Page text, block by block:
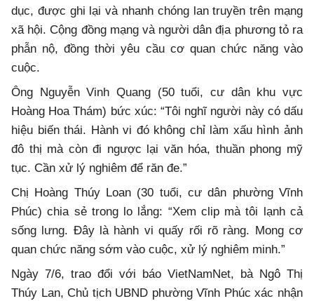
dục, được ghi lại và nhanh chóng lan truyền trên mạng
xã hội. Cộng đồng mạng và người dân địa phương tỏ ra
phẫn nộ, đồng thời yêu cầu cơ quan chức năng vào
cuộc.
Ông Nguyễn Vinh Quang (50 tuổi, cư dân khu vực
Hoàng Hoa Thám) bức xúc: “Tôi nghĩ người này có dấu
hiệu biến thái. Hành vi đó không chỉ làm xấu hình ảnh
đô thị mà còn đi ngược lại văn hóa, thuần phong mỹ
tục. Cần xử lý nghiêm để răn đe.”
Chị Hoàng Thúy Loan (30 tuổi, cư dân phường Vĩnh
Phúc) chia sẻ trong lo lắng: “Xem clip mà tôi lạnh cả
sống lưng. Đây là hành vi quấy rối rõ ràng. Mong cơ
quan chức năng sớm vào cuộc, xử lý nghiêm minh.”
Ngày 7/6, trao đổi với báo VietNamNet, bà Ngô Thị
Thúy Lan, Chủ tịch UBND phường Vĩnh Phúc xác nhận